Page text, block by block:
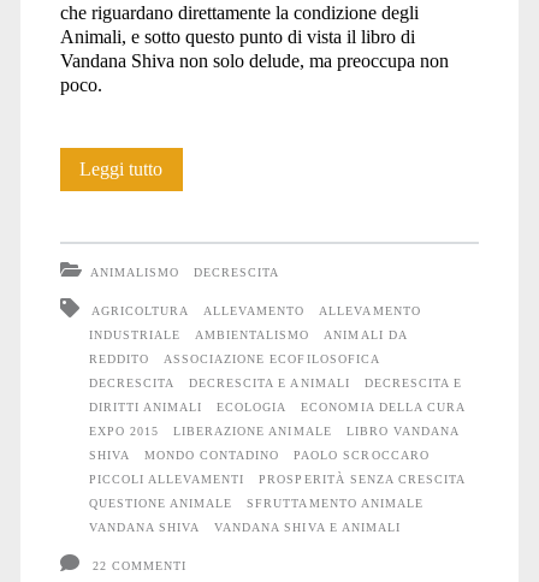
che riguardano direttamente la condizione degli
Animali, e sotto questo punto di vista il libro di
Vandana Shiva non solo delude, ma preoccupa non
poco.
Leggi tuttoI
Shiva
con
la
questione
animale
ANIMALISMO DECRESCITA
AGRICOLTURA ALLEVAMENTO
ALLEVAMENTO
INDUSTRIALE
AMBIENTALISMO
ANIMALI DA
REDDITO
ASSOCIAZIONE ECOFILOSOFICA
DECRESCITA
DECRESCITA E ANIMALI
DECRESCITA E
DIRITTI ANIMALI
ECOLOGIA
ECONOMIA DELLA CURA
EXPO 2015
LIBERAZIONE ANIMALE
LIBRO VANDANA
SHIVA
MONDO CONTADINO
PAOLO SCROCCARO
PICCOLI ALLEVAMENTI
PROSPERITÀ SENZA CRESCITA
QUESTIONE ANIMALE
SFRUTTAMENTO ANIMALE
VANDANA SHIVA
VANDANA SHIVA E ANIMALI
22 COMMENTI